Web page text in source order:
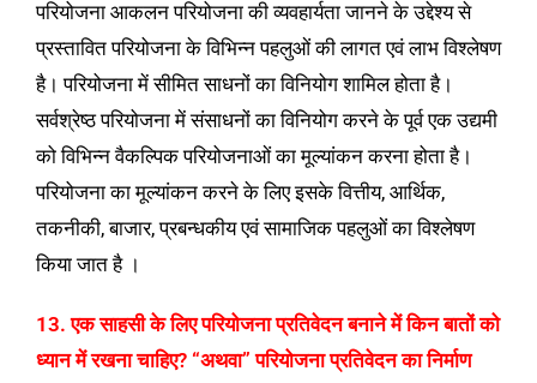
परियोजना आकलन परियोजना की व्यवहार्यता जानने के उद्देश्य से
प्रस्तावित परियोजना के विभिन्न पहलुओं की लागत एवं लाभ विश्लेषण
है। परियोजना में सीमित साधनों का विनियोग शामिल होता है।
सर्वश्रेष्ठ परियोजना में संसाधनों का विनियोग करने के पूर्व एक उद्यमी
को विभिन्न वैकल्पिक परियोजनाओं का मूल्यांकन करना होता है।
परियोजना का मूल्यांकन करने के लिए इसके वित्तीय, आर्थिक,
तकनीकी, बाजार, प्रबन्धकीय एवं सामाजिक पहलुओं का विश्लेषण
किया जात है ।
13. एक साहसी के लिए परियोजना प्रतिवेदन बनाने में किन बातों को
ध्यान में रखना चाहिए? “अथवा” परियोजना प्रतिवेदन का निर्माण